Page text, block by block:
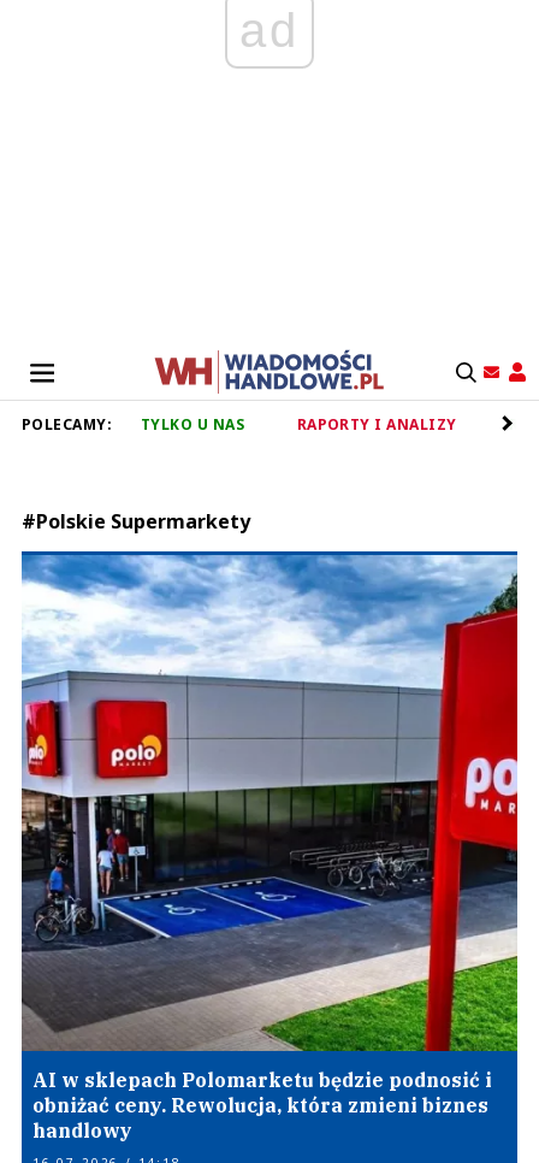
ad
POLECAMY: TYLKO U NAS RAPORTY I ANALIZY
#Polskie Supermarkety
AI w sklepach Polomarketu będzie podnosić i
obniżać ceny. Rewolucja, która zmieni biznes
handlowy